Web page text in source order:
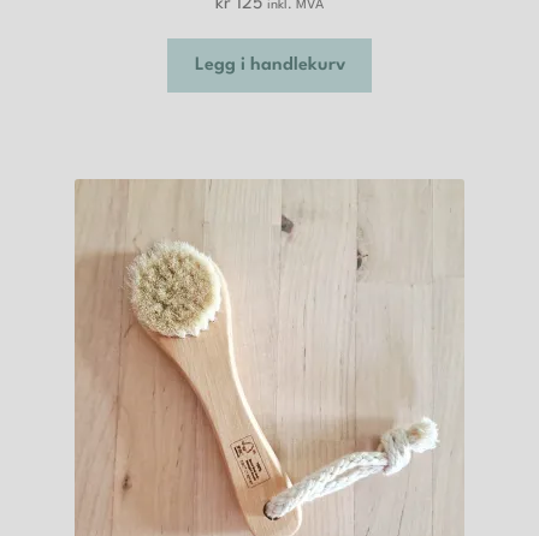
kr 125 inkl. MVA
Legg i handlekurv